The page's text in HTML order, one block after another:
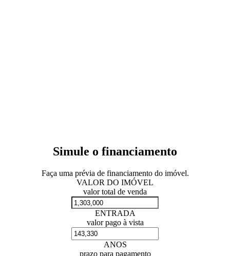
Simule o financiamento
Faça uma prévia de financiamento do imóvel.
VALOR DO IMÓVEL
valor total de venda
ENTRADA
valor pago à vista
ANOS
prazo para pagamento